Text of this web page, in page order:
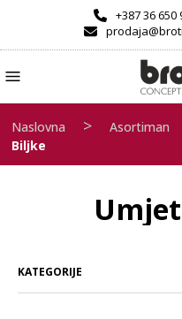
+387 36 650
Naslovna > Asortiman
Biljke
KATEGORIJE